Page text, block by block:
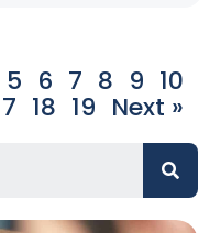
5 6 7 8 9 10
18 19 Next »